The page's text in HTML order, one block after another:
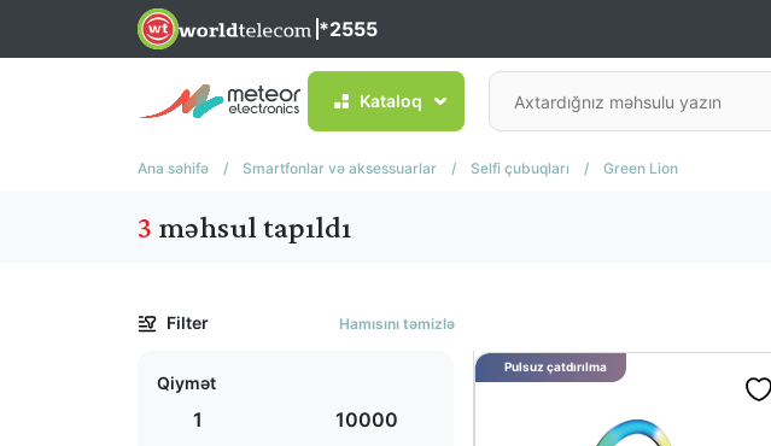
*2555
Kataloq
Ana səhifə / Smartfonlar və aksessuarlar / Selfi çubuqları / Green Lion
3 məhsul tapıldı
Filter Hamısını təmizlə
Qiymət
1 10000
Pulsuz çatdırılma